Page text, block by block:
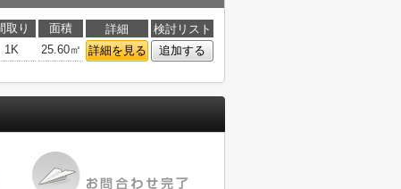
取り 面積 詳細
検討リスト
1K 25.60㎡ 詳細を見る 追加する